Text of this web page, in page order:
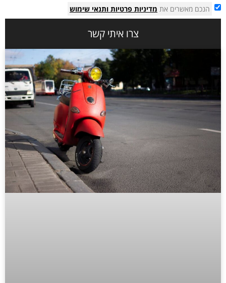
הנכם מאשרים את מדיניות פרטיות ותנאי שימוש
צרו איתי קשר